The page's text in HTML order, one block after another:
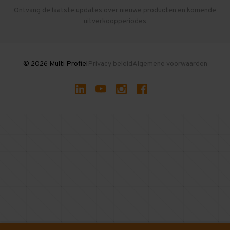
Gebruikte entresolvloeren
Ontvang de laatste updates over nieuwe producten en komende
uitverkoopperiodes
© 2026 Multi ProfielPrivacy beleidAlgemene voorwaarden